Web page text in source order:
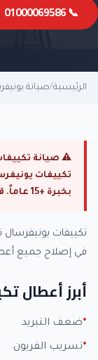
📞 01000069586
الرئيسية/صيانة
⚠ صيانة
تكييفات
بخبرة +15 عاماً. قطع غيار أصلية — ضمان 6 أشهر.
تكييفات
في إصلاح جميع
أبرز أعطال
ضعف التبريد
تسريب الفريون